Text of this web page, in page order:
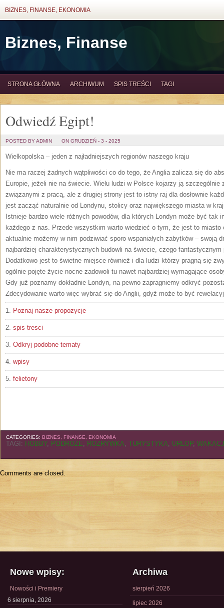
BIZNES, FINANSE, EKONOMIA
Biznes, Finanse
STRONA GŁÓWNA ARCHIWUM SPIS TREŚCI TAGI
Odwiedź Egipt!
POSTED BY ADMIN ON GRUDZIEŃ - 3 - 2025
Wielkopolska – jeden z najładniejszych regionów naszego kraju
Nie ma raczej żadnych wątpliwości co do tego, że Anglia zalicza się do
Europie, jeżeli nie na świecie. Wielu ludzi w Polsce kojarzy ją szczególnie
związanymi z pracą, ale z drugiej strony jest to istny raj dla dosłownie
jest zacząć naturalnie od Londynu, stolicy oraz największego miasta w
Istnieje bardzo wiele różnych powodów, dla których Londyn może być tak
każdego z nas. Przede wszystkim warto wiedzieć o tym, że jest to miasto
aktualnie możemy w nim podziwiać sporo wspaniałych zabytków – swoją
najbardziej charakterystycznych budowli na świecie, czego fantastycznym
Dodatkowo jest to świetne miejsce również i dla ludzi którzy pragną się
ogólnie pojęte życie nocne zadowoli tu nawet najbardziej wymagające
Gdy już poznamy dokładnie Londyn, na pewno zapragniemy odkryć
Zdecydowanie warto więc wybrać się do Anglii, gdyż może to być
1. Poznaj nasze propozycje
2. spis tresci
3. Odkryj podobne tematy
4. wpisy
5. felietony
CATEGORIES: BIZNES, FINANSE, EKONOMIA
TAGI: HOBBY, PODRÓŻE, ROZRYWKA, TURYSTYKA, URLOP,
Comments are closed.
Nowe wpisy:
Nowości i Premiery
6 sierpnia, 2026
Archiwa
sierpień 2026
lipiec 2026